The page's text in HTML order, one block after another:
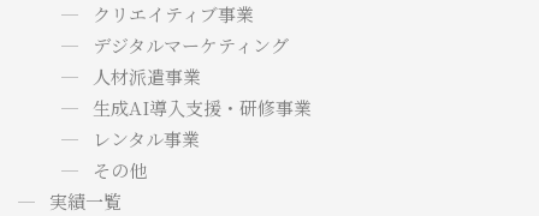
クリエイティブ事業
デジタルマーケティング
人材派遣事業
生成AI導入支援・研修事業
レンタル事業
その他
実績一覧